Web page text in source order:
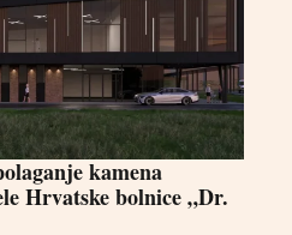
kamena
Hrvatske bolnice „Dr.